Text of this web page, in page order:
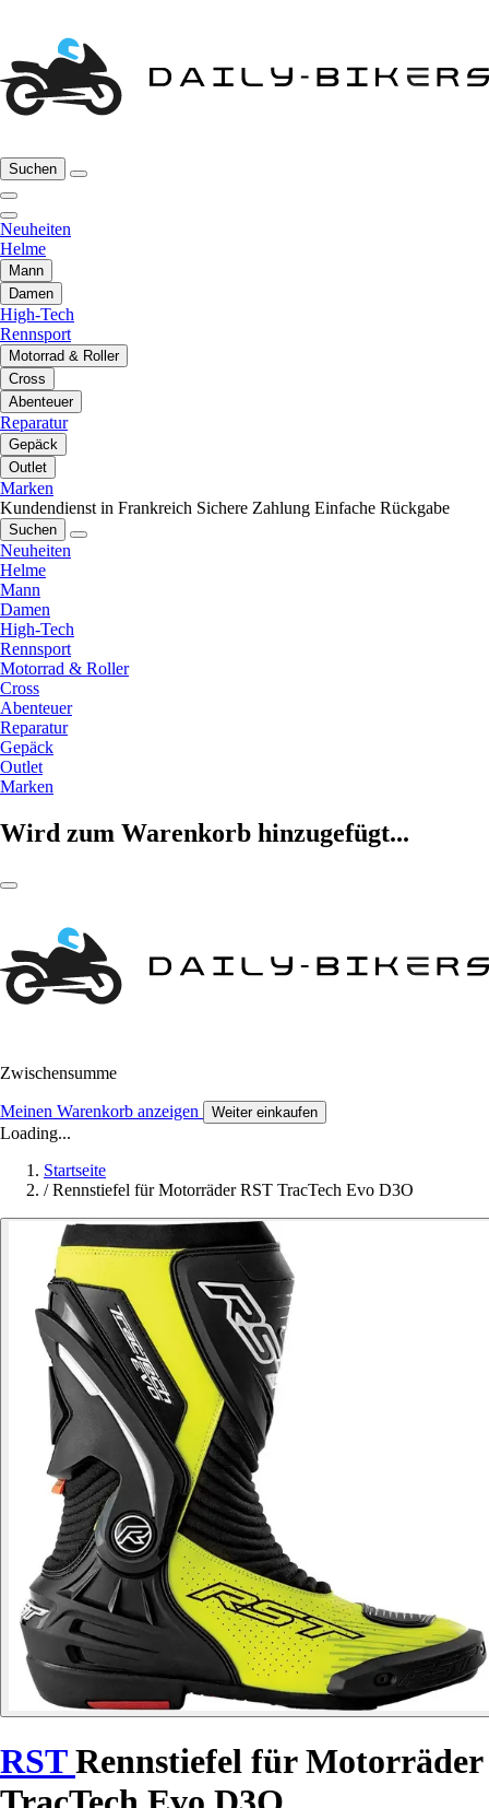
Suchen
Neuheiten
Helme
Mann
Damen
High-Tech
Rennsport
Motorrad & Roller
Cross
Abenteuer
Reparatur
Gepäck
Outlet
Marken
Kundendienst in Frankreich Sichere Zahlung Einfache Rückgabe
Suchen
Neuheiten
Helme
Mann
Damen
High-Tech
Rennsport
Motorrad & Roller
Cross
Abenteuer
Reparatur
Gepäck
Outlet
Marken
Wird zum Warenkorb hinzugefügt...
Zwischensumme
Meinen Warenkorb anzeigen Weiter einkaufen
Loading...
Startseite
/ Rennstiefel für Motorräder RST TracTech Evo D3O
RSTRennstiefel für Motorräder